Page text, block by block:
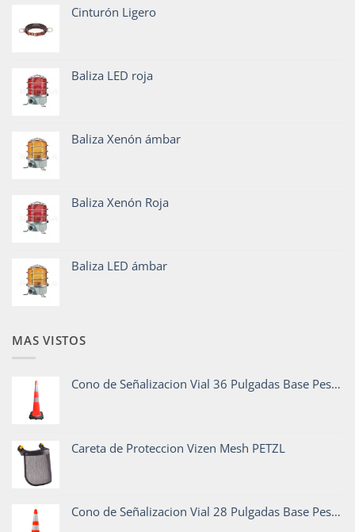
Cinturón Ligero
Baliza LED roja
Baliza Xenón ámbar
Baliza Xenón Roja
Baliza LED ámbar
MAS VISTOS
Cono de Señalizacion Vial 36 Pulgadas Base Pesada
Careta de Proteccion Vizen Mesh PETZL
Cono de Señalizacion Vial 28 Pulgadas Base Pesada